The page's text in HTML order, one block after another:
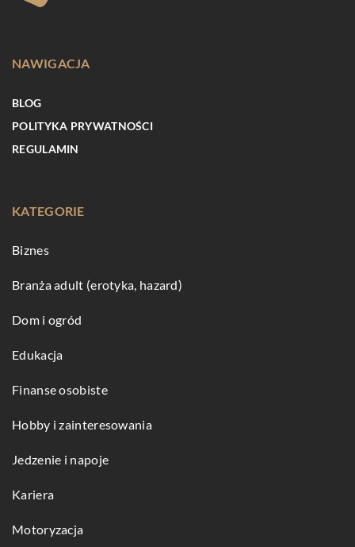
NAWIGACJA
BLOG
POLITYKA PRYWATNOŚCI
REGULAMIN
KATEGORIE
Biznes
Branża adult (erotyka, hazard)
Dom i ogród
Edukacja
Finanse osobiste
Hobby i zainteresowania
Jedzenie i napoje
Kariera
Motoryzacja